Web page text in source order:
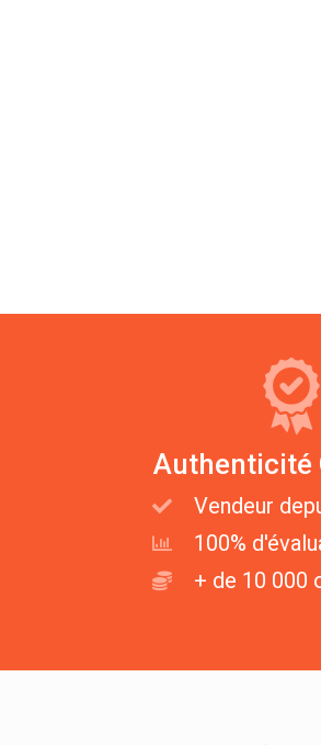
Authenticité
Vendeur
100%
+ de 10 000